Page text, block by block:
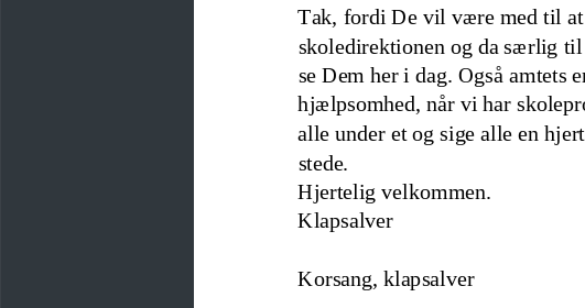
Tak, fordi De vil være med til
skoledirektionen og da særlig
se Dem her i dag. Også
hjælpsomhed, når vi har
alle under et og sige alle en
stede.
Hjertelig velkommen.
Klapsalver
Korsang, klapsalver